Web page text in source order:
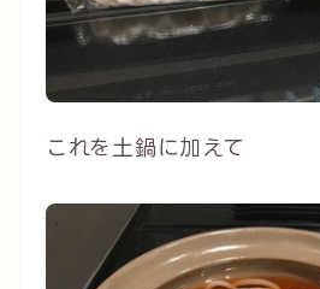
これを土鍋に加えて